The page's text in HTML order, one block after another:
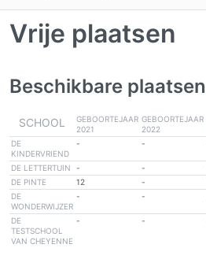
Vrije plaatsen
Beschikbare plaatsen
SCHOOL
GEBOORTEJAAR
2021
GEBOORTEJAAR
2022
DE
KINDERVRIEND
- -
DE LETTERTUIN - -
DE PINTE
12 -
DE
WONDERWIJZER
- -
DE
TESTSCHOOL
VAN CHEYENNE
- -